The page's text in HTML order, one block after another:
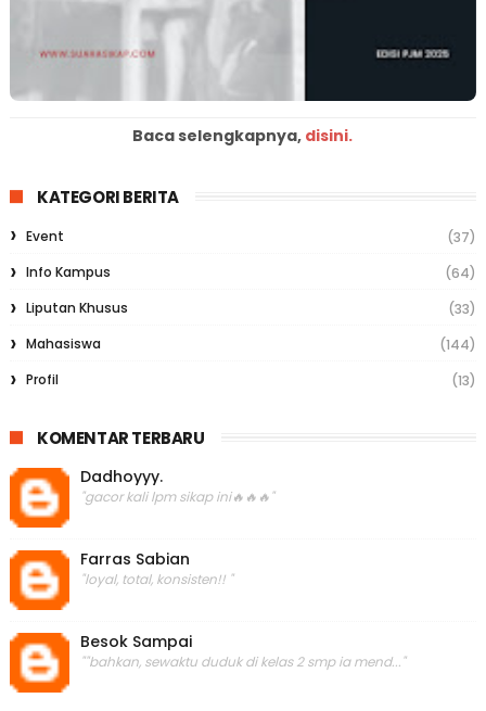
Baca selengkapnya, disini.
KATEGORI BERITA
Event
(37)
Info Kampus
(64)
Liputan Khusus
(33)
Mahasiswa
(144)
Profil
(13)
KOMENTAR TERBARU
Dadhoyyy.
"gacor kali lpm sikap ini🔥🔥🔥"
Farras Sabian
"loyal, total, konsisten!! "
Besok Sampai
""bahkan, sewaktu duduk di kelas 2 smp ia mend..."